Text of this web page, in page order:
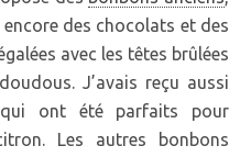
des chocolats et des
avec les têtes brûlées
J’avais reçu aussi
qui ont été parfaits pour
Les autres bonbons